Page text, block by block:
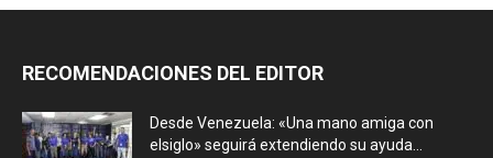
RECOMENDACIONES DEL EDITOR
Desde Venezuela: «Una mano amiga con
elsiglo» seguirá extendiendo su ayuda...